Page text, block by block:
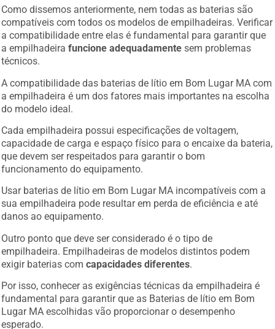
Como dissemos anteriormente, nem todas as baterias são
compatíveis com todos os modelos de empilhadeiras. Verificar
a compatibilidade entre elas é fundamental para garantir que
a empilhadeirafuncione adequadamente sem problemas
técnicos.
A compatibilidade das baterias de lítio em Bom Lugar MA com
a empilhadeira é um dos fatores mais importantes na escolha
do modelo ideal.
Cada empilhadeira possui especificações de voltagem,
capacidade de carga e espaço físico para o encaixe da bateria,
que devem ser respeitados para garantir o bom
funcionamento do equipamento.
Usar baterias de lítio em Bom Lugar MA incompatíveis com a
sua empilhadeira pode resultar em perda de eficiência e até
danos ao equipamento.
Outro ponto que deve ser considerado é o tipo de
empilhadeira. Empilhadeiras de modelos distintos podem
exigir baterias comcapacidades diferentes
Por isso, conhecer as exigências técnicas da empilhadeira é
fundamental para garantir que as Baterias de lítio em Bom
Lugar MA escolhidas vão proporcionar o desempenho
esperado.